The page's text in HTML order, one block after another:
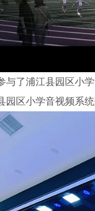
与了浦江县园区小
园区小学音视频系统